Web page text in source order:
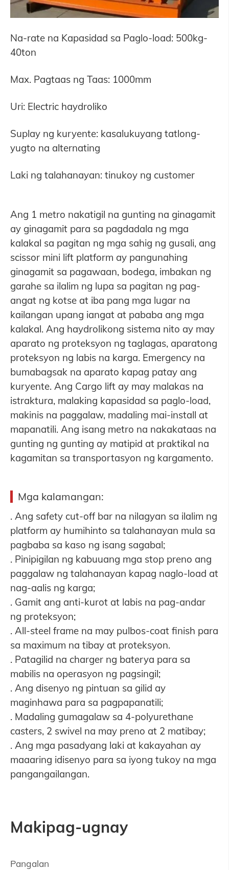
Na-rate na Kapasidad sa Paglo-load: 500kg-
40ton
Max. Pagtaas ng Taas: 1000mm
Uri: Electric haydroliko
Suplay ng kuryente: kasalukuyang tatlong-
yugto na alternating
Laki ng talahanayan: tinukoy ng customer
Ang 1 metro nakatigil na gunting na ginagamit
ay ginagamit para sa pagdadala ng mga
kalakal sa pagitan ng mga sahig ng gusali, ang
scissor mini lift platform ay pangunahing
ginagamit sa pagawaan, bodega, imbakan ng
garahe sa ilalim ng lupa sa pagitan ng pag-
angat ng kotse at iba pang mga lugar na
kailangan upang iangat at pababa ang mga
kalakal. Ang haydrolikong sistema nito ay may
aparato ng proteksyon ng taglagas, aparatong
proteksyon ng labis na karga. Emergency na
bumabagsak na aparato kapag patay ang
kuryente. Ang Cargo lift ay may malakas na
istraktura, malaking kapasidad sa paglo-load,
makinis na paggalaw, madaling mai-install at
mapanatili. Ang isang metro na nakakataas na
gunting ng gunting ay matipid at praktikal na
kagamitan sa transportasyon ng kargamento.
Mga kalamangan:
. Ang safety cut-off bar na nilagyan sa ilalim ng
platform ay humihinto sa talahanayan mula sa
pagbaba sa kaso ng isang sagabal;
. Pinipigilan ng kabuuang mga stop preno ang
paggalaw ng talahanayan kapag naglo-load at
nag-aalis ng karga;
. Gamit ang anti-kurot at labis na pag-andar
ng proteksyon;
. All-steel frame na may pulbos-coat finish para
sa maximum na tibay at proteksyon.
. Patagilid na charger ng baterya para sa
mabilis na operasyon ng pagsingil;
. Ang disenyo ng pintuan sa gilid ay
maginhawa para sa pagpapanatili;
. Madaling gumagalaw sa 4-polyurethane
casters, 2 swivel na may preno at 2 matibay;
. Ang mga pasadyang laki at kakayahan ay
maaaring idisenyo para sa iyong tukoy na mga
pangangailangan.
Makipag-ugnay
Pangalan